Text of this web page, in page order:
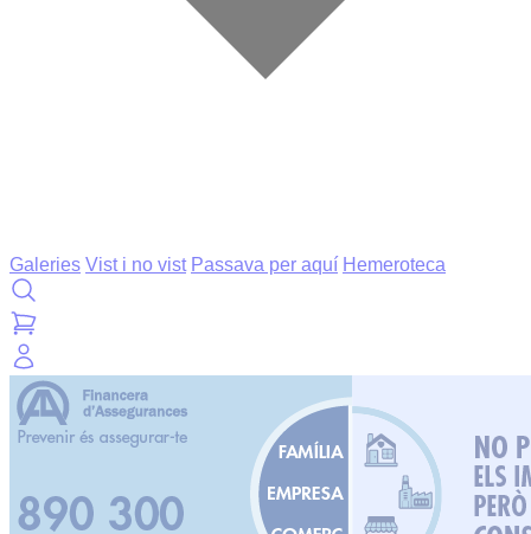
Galeries Vist i no vist Passava per aquí Hemeroteca